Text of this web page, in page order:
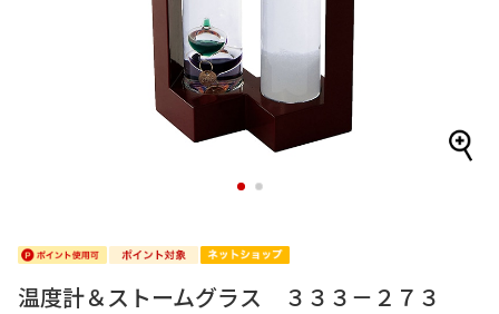
1 2
温度計＆ストームグラス ３３３－２７３